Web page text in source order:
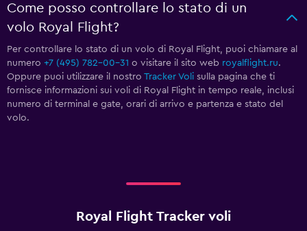
Come posso controllare lo stato di un
volo Royal Flight?
Per controllare lo stato di un volo di Royal Flight, puoi chiamare al
numero +7 (495) 782-00-31 o visitare il sito web royalflight.ru.
Oppure puoi utilizzare il nostro Tracker Voli sulla pagina che ti
fornisce informazioni sui voli di Royal Flight in tempo reale, inclusi
numero di terminal e gate, orari di arrivo e partenza e stato del
volo.
Royal Flight Tracker voli